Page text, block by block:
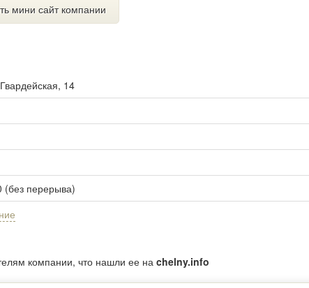
мини сайт компании
14
перерыва)
компании, что нашли ее на chelny.info